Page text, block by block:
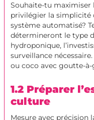
Souhaite-tu maximiser
privilégier la simplicité
système automatisé?
détermineront le type
hydroponique,
surveillance
ou coco avec goutte-
1.2 Préparer
culture
Mesure avec précision